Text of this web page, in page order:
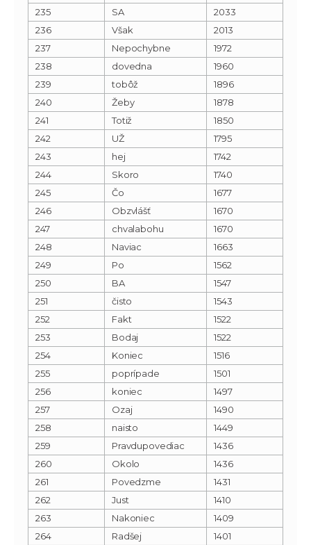
235
SA
2033
236
Však
2013
237
Nepochybne
1972
238
dovedna
1960
239
tobôž
1896
240
Žeby
1878
241
Totiž
1850
242
UŽ
1795
243
hej
1742
244
Skoro
1740
245
Čo
1677
246
Obzvlášť
1670
247
chvalabohu
1670
248
Naviac
1663
249
Po
1562
250
BA
1547
251
čisto
1543
252
Fakt
1522
253
Bodaj
1522
254
Koniec
1516
255
poprípade
1501
256
koniec
1497
257
Ozaj
1490
258
naisto
1449
259
Pravdupovediac
1436
260
Okolo
1436
261
Povedzme
1431
262
Just
1410
263
Nakoniec
1409
264
Radšej
1401